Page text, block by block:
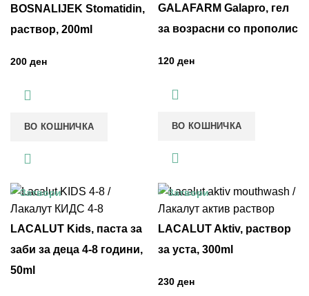
BOSNALIJEK Stomatidin,
раствор, 200ml
ден
ВО КОШНИЧКА
GALAFARM Galapro, гел
за возрасни со прополис
ден
ВО КОШНИЧКА
Затвори
LACALUT Kids, паста за
заби за деца 4-8 години,
50ml
Затвори
LACALUT Aktiv, раствор
за уста, 300ml
ден